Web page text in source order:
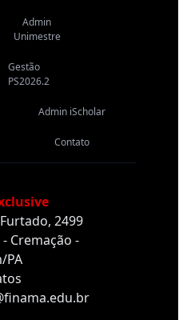
Admin
Unimestre
Gestão
PS2026.2
Admin iScholar
Contato
2499
- Cremação -
PA